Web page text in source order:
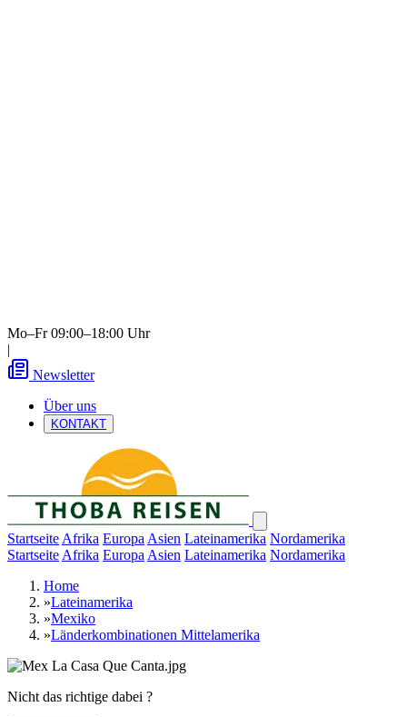
Mo–Fr 09:00–18:00 Uhr
|
Newsletter
Über uns
KONTAKT
Startseite Afrika Europa Asien Lateinamerika Nordamerika
Startseite Afrika Europa Asien Lateinamerika Nordamerika
Home
»Lateinamerika
»Mexiko
»Länderkombinationen Mittelamerika
Nicht das richtige dabei ?